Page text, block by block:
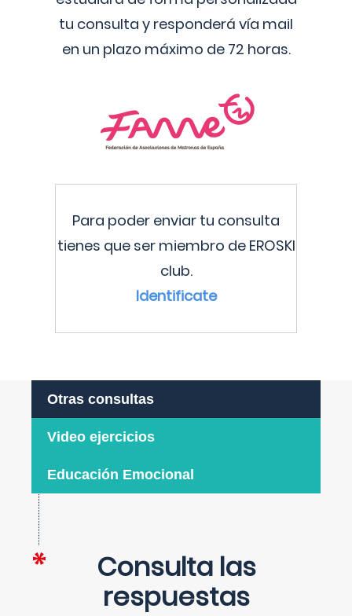
tu consulta y responderá vía mail
en un plazo máximo de 72 horas.
Para poder enviar tu consulta
tienes que ser miembro de EROSKI
club.
Identificate
Otras consultas
Video ejercicios
Educación Emocional
Consulta las
respuestas